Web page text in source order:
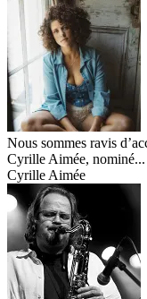
Nous sommes ravis
Cyrille Aimée, nominé...
Cyrille Aimée